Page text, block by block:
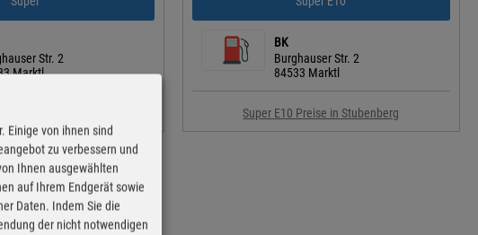
Str. 2
Marktl
BK
Burghauser Str. 2
84533 Marktl
Super E10 Preise in Stubenberg
Einige von ihnen sind
zu verbessern und
Ihnen ausgewählten
auf Ihrem Endgerät sowie
Daten. Indem Sie die
der nicht notwendigen